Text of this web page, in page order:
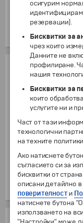
Закуска.
Трансфер до
България с
Хотел ***
Двойна стая със
Двойна стая с
Двойна стая за
Допълнително
Единична стая
осигурим
резервации).
Бисквитки за
чрез които
Данните не
профилиране.
нашия
Бисквитки за
които
услугите ни и
Част от тази
технологични
на техните
Ако натиснете
съгласието си за
бисквитки от
описани детайлно в
поверителности
натиснете бутона
използването на